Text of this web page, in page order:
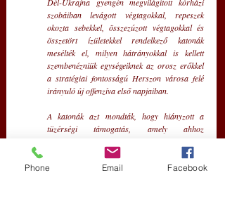
Dél-Ukrajna gyengén megvilágított kórházi
szobáiban levágott végtagokkal, repeszek
okozta sebekkel, összezúzott végtagokkal és
összetört ízületekkel rendelkező katonák
mesélték el, milyen hátrányokkal is kellett
szembenézniük egységeiknek az orosz erőkkel
a stratégiai fontosságú Herszon városa felé
irányuló új offenzíva első napjaiban.
A katonák azt mondták, hogy hiányzott a
tüzérségi támogatás, amely ahhoz
kiűzzék Oroszország védelembe beásott erőit.
A katonák szerint elképesztő nagyságú
Phone Email Facebook